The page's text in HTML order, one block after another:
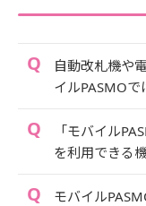
自動改札機や
イルPASMOで
「モバイル
を利用できる
モバイル